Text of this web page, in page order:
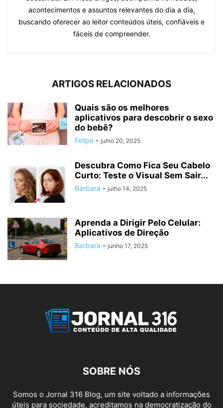
acontecimentos e assuntos relevantes do dia a dia,
buscando oferecer ao leitor conteúdos úteis, confiáveis e
fáceis de compreender.
ARTIGOS RELACIONADOS
Quais são os melhores
aplicativos para descobrir o sexo
do bebê?
Felipe - julho 20, 2025
Descubra Como Fica Seu Cabelo
Curto: Teste o Visual Sem Sair...
Barbara - julho 14, 2025
Aprenda a Dirigir Pelo Celular:
Aplicativos de Direção
Barbara - junho 17, 2025
SOBRE NÓS
Somos o Jornal 316 Blog, um site voltado a informações
úteis para sociedade, acreditamos na democratização do